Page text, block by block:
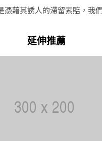
藉其誘人的滯留索賠，我
延伸推薦